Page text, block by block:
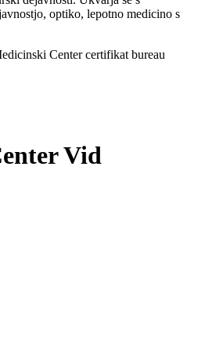
optiko, lepotno medicino s
Vid